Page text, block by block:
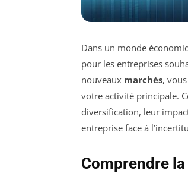
Dans un monde
pour les entreprises
nouveaux marchés,
votre activité principale.
diversification, leur
entreprise face à
Comprendre